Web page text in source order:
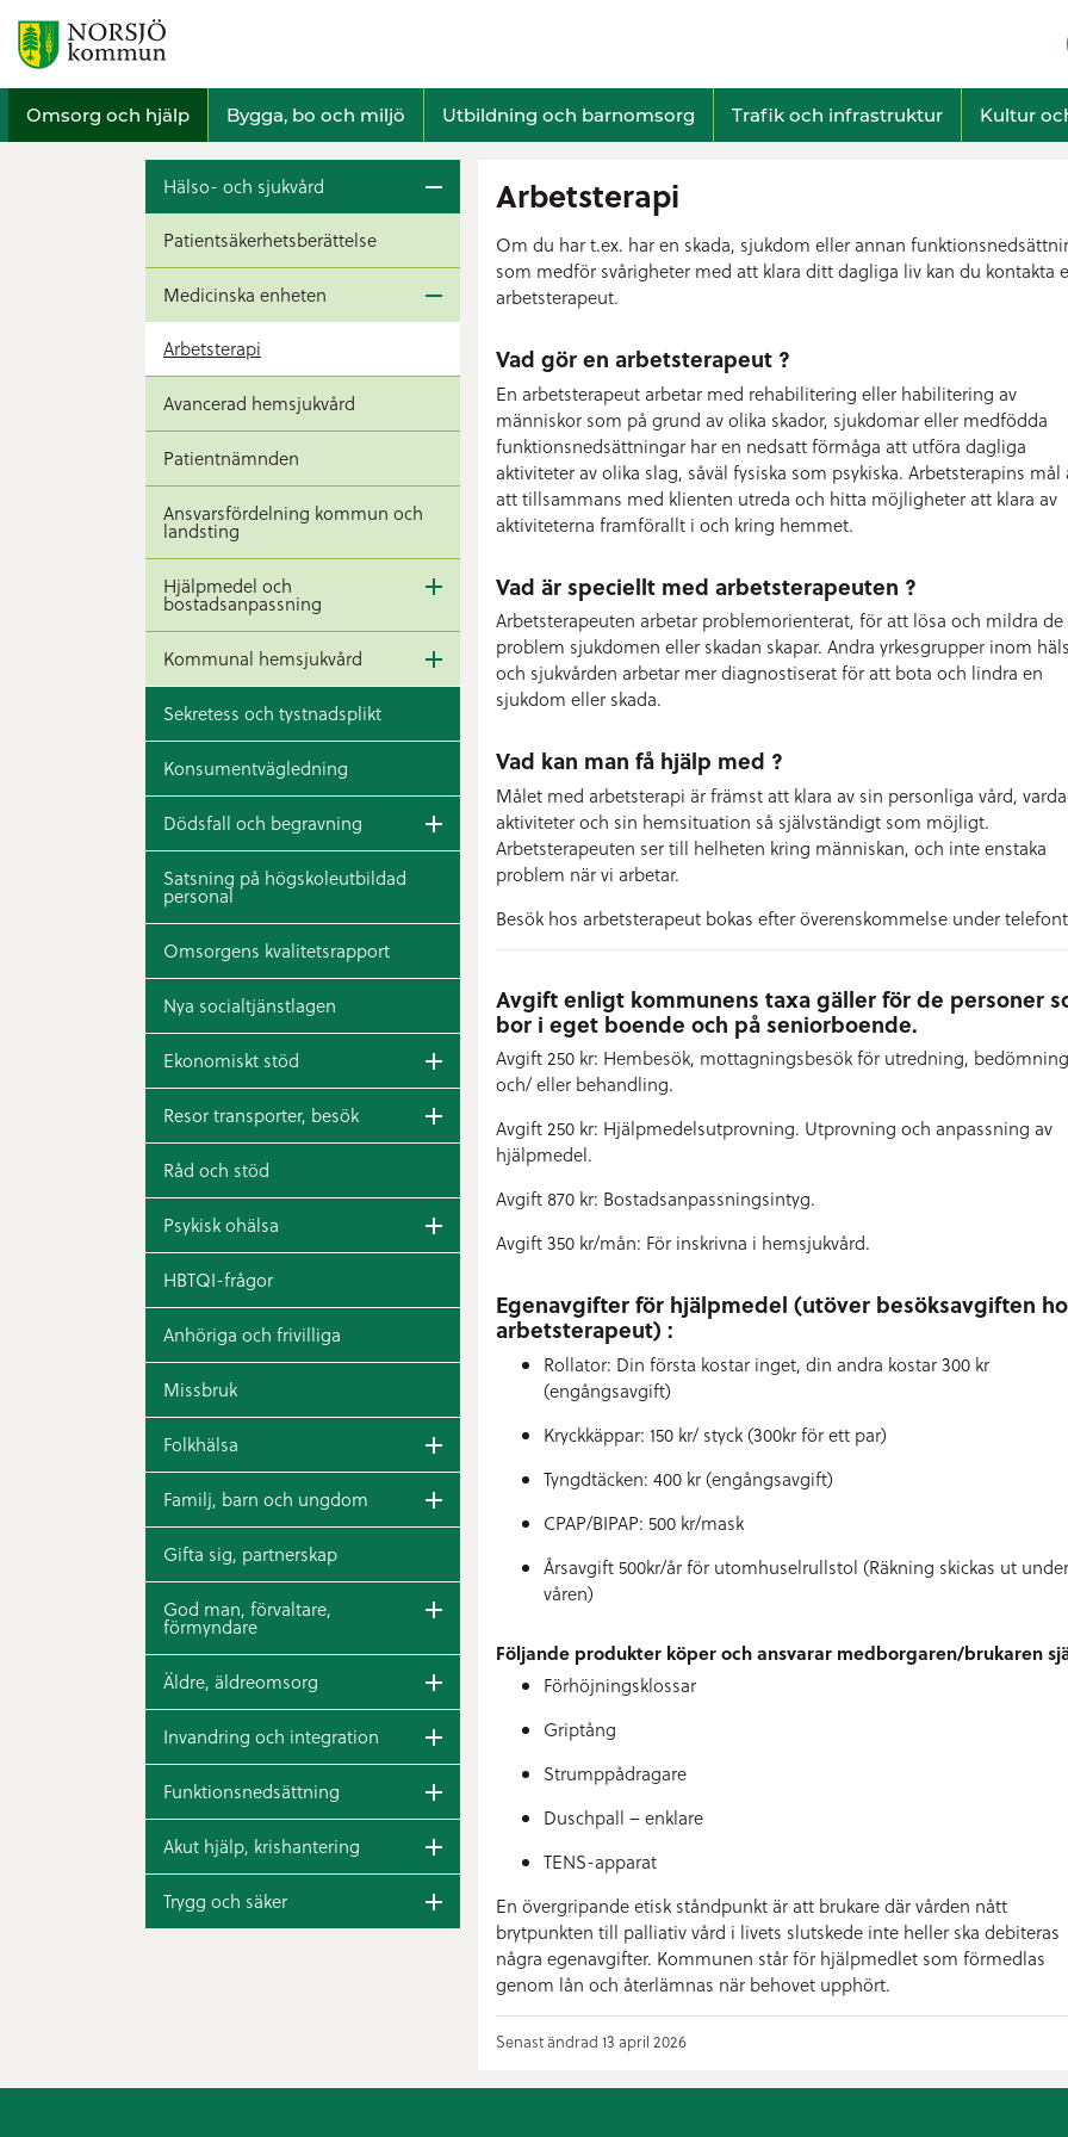
Omsorg och hjälp Bygga, bo och miljö Utbildning och barnomsorg Trafik och infrastruktur Kultur
Hälso- och sjukvård
Patientsäkerhetsberättelse
Medicinska enheten
Arbetsterapi
Avancerad hemsjukvård
Patientnämnden
Ansvarsfördelning kommun och
landsting
Hjälpmedel och
bostadsanpassning
Kommunal hemsjukvård
Sekretess och tystnadsplikt
Konsumentvägledning
Dödsfall och begravning
Satsning på högskoleutbildad
personal
Omsorgens kvalitetsrapport
Nya socialtjänstlagen
Ekonomiskt stöd
Resor transporter, besök
Råd och stöd
Psykisk ohälsa
HBTQI-frågor
Anhöriga och frivilliga
Missbruk
Folkhälsa
Familj, barn och ungdom
Gifta sig, partnerskap
God man, förvaltare,
förmyndare
Äldre, äldreomsorg
Invandring och integration
Funktionsnedsättning
Akut hjälp, krishantering
Trygg och säker
Arbetsterapi
Om du har t.ex. har en skada, sjukdom eller annan
som medför svårigheter med att klara ditt dagliga liv kan du kontakta
arbetsterapeut.
Vad gör en arbetsterapeut ?
En arbetsterapeut arbetar med rehabilitering eller habilitering av
människor som på grund av olika skador, sjukdomar eller medfödda
funktionsnedsättningar har en nedsatt förmåga att utföra dagliga
aktiviteter av olika slag, såväl fysiska som psykiska. Arbetsterapins mål
att tillsammans med klienten utreda och hitta möjligheter att klara av
aktiviteterna framförallt i och kring hemmet.
Vad är speciellt med arbetsterapeuten ?
Arbetsterapeuten arbetar problemorienterat, för att lösa och mildra de
problem sjukdomen eller skadan skapar. Andra yrkesgrupper inom
och sjukvården arbetar mer diagnostiserat för att bota och lindra en
sjukdom eller skada.
Vad kan man få hjälp med ?
Målet med arbetsterapi är främst att klara av sin personliga vård,
aktiviteter och sin hemsituation så självständigt som möjligt.
Arbetsterapeuten ser till helheten kring människan, och inte enstaka
problem när vi arbetar.
Besök hos arbetsterapeut bokas efter överenskommelse under
Avgift enligt kommunens taxa gäller för de personer
bor i eget boende och på seniorboende.
Avgift 250 kr: Hembesök, mottagningsbesök för utredning, bedömning
och/ eller behandling.
Avgift 250 kr: Hjälpmedelsutprovning. Utprovning och anpassning av
hjälpmedel.
Avgift 870 kr: Bostadsanpassningsintyg.
Avgift 350 kr/mån: För inskrivna i hemsjukvård.
Egenavgifter för hjälpmedel (utöver besöksavgiften
arbetsterapeut) :
Rollator: Din första kostar inget, din andra kostar 300 kr
(engångsavgift)
Kryckkäppar: 150 kr/ styck (300kr för ett par)
Tyngdtäcken: 400 kr (engångsavgift)
CPAP/BIPAP: 500 kr/mask
Årsavgift 500kr/år för utomhuselrullstol (Räkning skickas ut under
våren)
Följande produkter köper och ansvarar medborgaren/brukaren
Förhöjningsklossar
Griptång
Strumppådragare
Duschpall – enklare
TENS-apparat
En övergripande etisk ståndpunkt är att brukare där vården nått
brytpunkten till palliativ vård i livets slutskede inte heller ska debiteras
några egenavgifter. Kommunen står för hjälpmedlet som förmedlas
genom lån och återlämnas när behovet upphört.
Senast ändrad 13 april 2026